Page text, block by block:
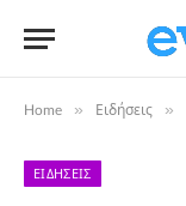
Home » Ειδήσεις »
ΕΙΔΉΣΕΙΣ